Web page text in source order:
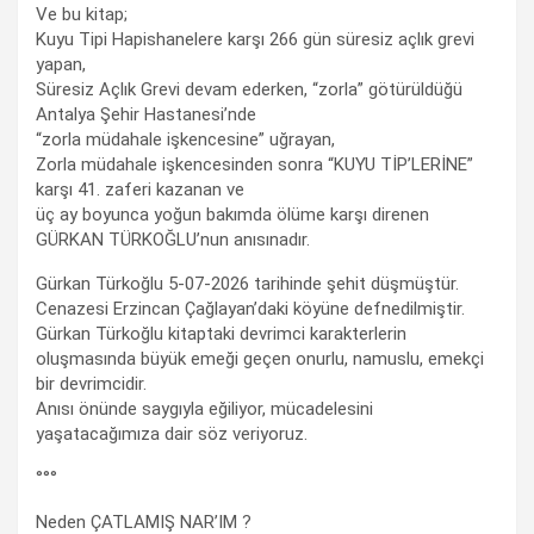
Ve bu kitap;
Kuyu Tipi Hapishanelere karşı 266 gün süresiz açlık grevi
yapan,
Süresiz Açlık Grevi devam ederken, “zorla” götürüldüğü
Antalya Şehir Hastanesi’nde
“zorla müdahale işkencesine” uğrayan,
Zorla müdahale işkencesinden sonra “KUYU TİP’LERİNE”
karşı 41. zaferi kazanan ve
üç ay boyunca yoğun bakımda ölüme karşı direnen
GÜRKAN TÜRKOĞLU’nun anısınadır.
Gürkan Türkoğlu 5-07-2026 tarihinde şehit düşmüştür.
Cenazesi Erzincan Çağlayan’daki köyüne defnedilmiştir.
Gürkan Türkoğlu kitaptaki devrimci karakterlerin
oluşmasında büyük emeği geçen onurlu, namuslu, emekçi
bir devrimcidir.
Anısı önünde saygıyla eğiliyor, mücadelesini
yaşatacağımıza dair söz veriyoruz.
°°°
Neden ÇATLAMIŞ NAR’IM ?